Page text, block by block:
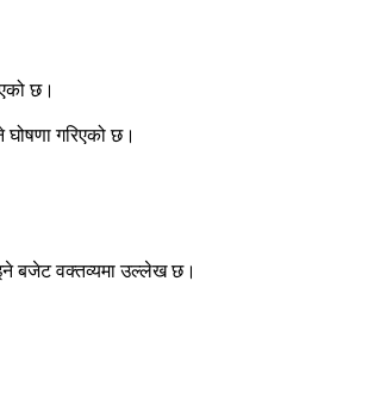
छ।
गरिएको छ।
बजेट वक्तव्यमा उल्लेख छ।